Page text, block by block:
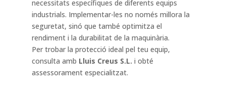
necessitats específiques de diferents equips
industrials. Implementar-les no només millora la
seguretat, sinó que també optimitza el
rendiment i la durabilitat de la maquinària.
Per trobar la protecció ideal pel teu equip,
consulta amb Lluis Creus S.L. i obté
assessorament especialitzat.